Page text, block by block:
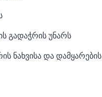
გადაჭრის უნარს
ნახვისა და დამყარების